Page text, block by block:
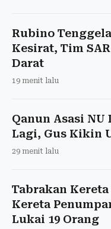
Rubino
Kesirat, Tim
Darat
19 menit lalu
Qanun Asasi
Lagi, Gus Kikin
29 menit lalu
Tabrakan
Kereta
Lukai 19 Orang